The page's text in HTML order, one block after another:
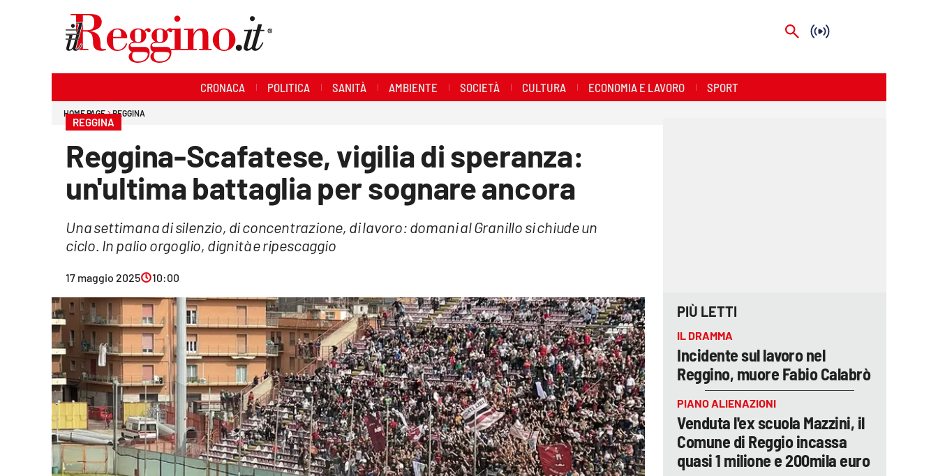
Streaming
Lac Network
CRONACA POLITICA SANITÀ AMBIENTE SOCIETÀ CULTURA ECONOMIA E LAVORO SPORT
HOME PAGE REGGINA
REGGINA
Reggina-Scafatese, vigilia di speranza:
un'ultima battaglia per sognare ancora
Una settimana di silenzio, di concentrazione, di lavoro: domani al Granillo si chiude un
ciclo. In palio orgoglio, dignità e ripescaggio
17 maggio 2025 10:00
PIÙ LETTI
IL DRAMMA
Incidente sul lavoro nel
Reggino, muore Fabio Calabrò
PIANO ALIENAZIONI
Venduta l'ex scuola Mazzini, il
Comune di Reggio incassa
quasi 1 milione e 200mila euro